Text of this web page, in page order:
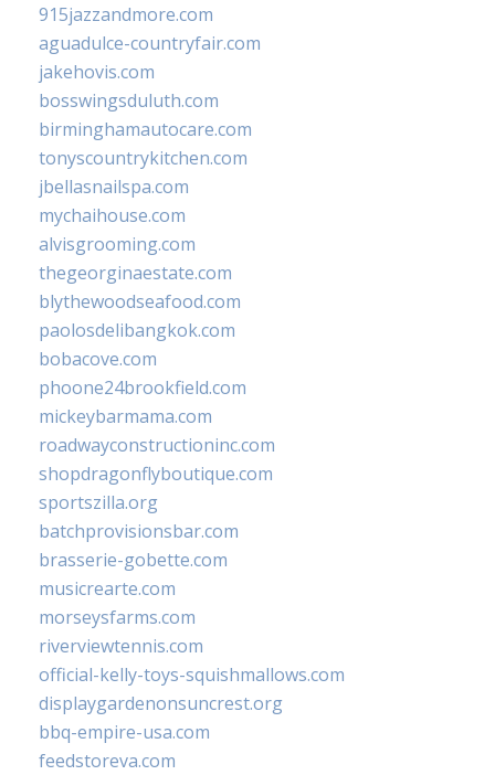
915jazzandmore.com
aguadulce-countryfair.com
jakehovis.com
bosswingsduluth.com
birminghamautocare.com
tonyscountrykitchen.com
jbellasnailspa.com
mychaihouse.com
alvisgrooming.com
thegeorginaestate.com
blythewoodseafood.com
paolosdelibangkok.com
bobacove.com
phoone24brookfield.com
mickeybarmama.com
roadwayconstructioninc.com
shopdragonflyboutique.com
sportszilla.org
batchprovisionsbar.com
brasserie-gobette.com
musicrearte.com
morseysfarms.com
riverviewtennis.com
official-kelly-toys-squishmallows.com
displaygardenonsuncrest.org
bbq-empire-usa.com
feedstoreva.com